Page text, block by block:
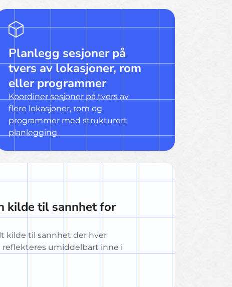
Planlegg sesjoner på
tvers av lokasjoner, rom
eller programmer
Koordiner sesjoner på tvers av
flere lokasjoner, rom og
programmer med strukturert
planlegging.
kilde til sannhet for
kilde til sannhet der hver
umiddelbart inne i